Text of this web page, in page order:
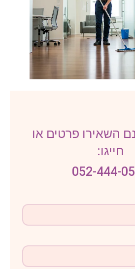
השאירו פרטים או
חייגו:
052-444-